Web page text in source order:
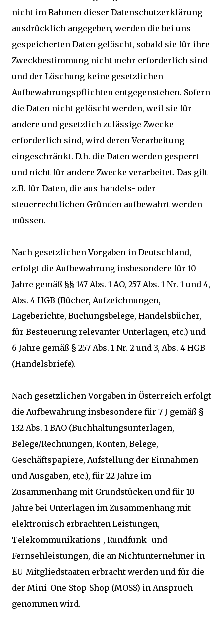
nicht im Rahmen dieser Datenschutzerklärung
ausdrücklich angegeben, werden die bei uns
gespeicherten Daten gelöscht, sobald sie für ihre
Zweckbestimmung nicht mehr erforderlich sind
und der Löschung keine gesetzlichen
Aufbewahrungspflichten entgegenstehen. Sofern
die Daten nicht gelöscht werden, weil sie für
andere und gesetzlich zulässige Zwecke
erforderlich sind, wird deren Verarbeitung
eingeschränkt. D.h. die Daten werden gesperrt
und nicht für andere Zwecke verarbeitet. Das gilt
z.B. für Daten, die aus handels- oder
steuerrechtlichen Gründen aufbewahrt werden
müssen.
Nach gesetzlichen Vorgaben in Deutschland,
erfolgt die Aufbewahrung insbesondere für 10
Jahre gemäß §§ 147 Abs. 1 AO, 257 Abs. 1 Nr. 1 und 4,
Abs. 4 HGB (Bücher, Aufzeichnungen,
Lageberichte, Buchungsbelege, Handelsbücher,
für Besteuerung relevanter Unterlagen, etc.) und
6 Jahre gemäß § 257 Abs. 1 Nr. 2 und 3, Abs. 4 HGB
(Handelsbriefe).
Nach gesetzlichen Vorgaben in Österreich erfolgt
die Aufbewahrung insbesondere für 7 J gemäß §
132 Abs. 1 BAO (Buchhaltungsunterlagen,
Belege/Rechnungen, Konten, Belege,
Geschäftspapiere, Aufstellung der Einnahmen
und Ausgaben, etc.), für 22 Jahre im
Zusammenhang mit Grundstücken und für 10
Jahre bei Unterlagen im Zusammenhang mit
elektronisch erbrachten Leistungen,
Telekommunikations-, Rundfunk- und
Fernsehleistungen, die an Nichtunternehmer in
EU-Mitgliedstaaten erbracht werden und für die
der Mini-One-Stop-Shop (MOSS) in Anspruch
genommen wird.